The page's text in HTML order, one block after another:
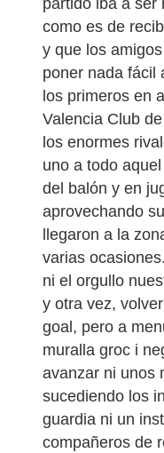
partido iba a ser
como es de
y que los
poner nada fácil
los primeros en
Valencia Club
los enormes
uno a todo
del balón y en
aprovechando
llegaron a la
varias
ni el orgullo
y otra vez,
goal, pero a
muralla groc i
avanzar ni unos
sucediendo los
guardia ni un
compañeros de